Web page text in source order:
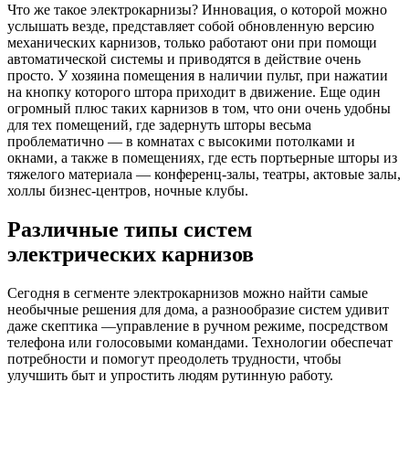
Что же такое электрокарнизы? Инновация, о которой можно
услышать везде, представляет собой обновленную версию
механических карнизов, только работают они при помощи
автоматической системы и приводятся в действие очень
просто. У хозяина помещения в наличии пульт, при нажатии
на кнопку которого штора приходит в движение. Еще один
огромный плюс таких карнизов в том, что они очень удобны
для тех помещений, где задернуть шторы весьма
проблематично — в комнатах с высокими потолками и
окнами, а также в помещениях, где есть портьерные шторы из
тяжелого материала — конференц-залы, театры, актовые залы,
холлы бизнес-центров, ночные клубы.
Различные типы систем
электрических карнизов
Сегодня в сегменте электрокарнизов можно найти самые
необычные решения для дома, а разнообразие систем удивит
даже скептика —управление в ручном режиме, посредством
телефона или голосовыми командами. Технологии обеспечат
потребности и помогут преодолеть трудности, чтобы
улучшить быт и упростить людям рутинную работу.